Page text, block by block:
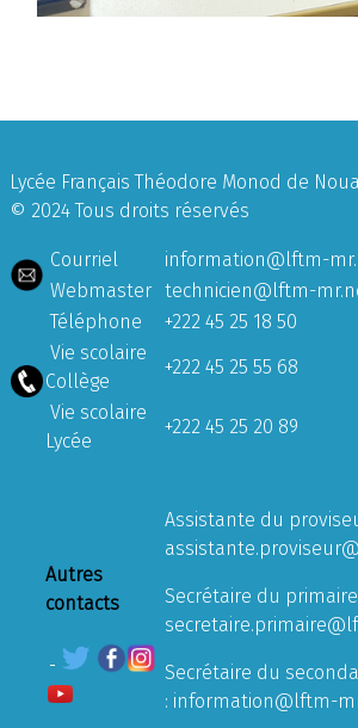
Lycée Français Théodore Monod de
© 2024 Tous droits réservés
Courriel
information@lftm-
Webmaster technicien@lftm-
Téléphone
+222 45 25 18 50
Vie scolaire
Collège
+222 45 25 55 68
Vie scolaire
Lycée
+222 45 25 20 89
Autres
contacts
Assistante du
Secrétaire du
Secrétaire du
: information@lftm-